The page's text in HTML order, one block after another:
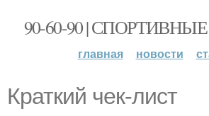
90-60-90 |
главная новости
Краткий чек-лист